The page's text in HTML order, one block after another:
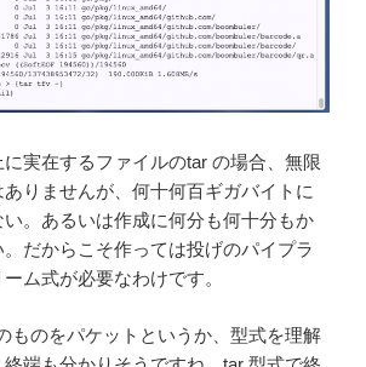
実在するファイルのtar の場合、無限
りませんが、何十何百ギガバイトに
い。あるいは作成に何分も何十分もか
だからこそ作っては投げのパイプラ
ム式が必要なわけです。
ものをパケットというか、型式を理解